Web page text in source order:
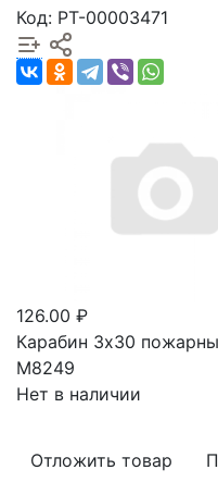
Код: РТ-00003471
126.00 ₽
Карабин 3х30
М8249
Нет в наличии
Отложить товар